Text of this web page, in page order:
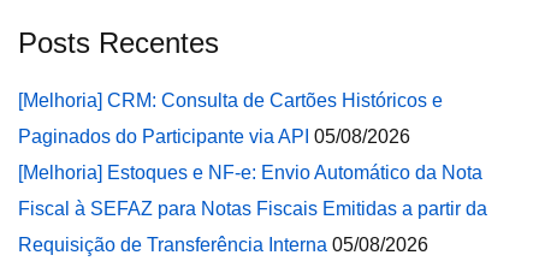
Posts Recentes
[Melhoria] CRM: Consulta de Cartões Históricos e
Paginados do Participante via API 05/08/2026
[Melhoria] Estoques e NF-e: Envio Automático da Nota
Fiscal à SEFAZ para Notas Fiscais Emitidas a partir da
Requisição de Transferência Interna 05/08/2026